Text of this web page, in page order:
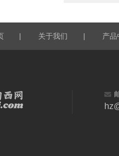
| 关于我们 | 产品